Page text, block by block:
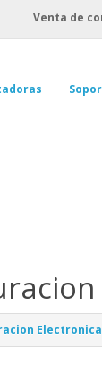
Venta de